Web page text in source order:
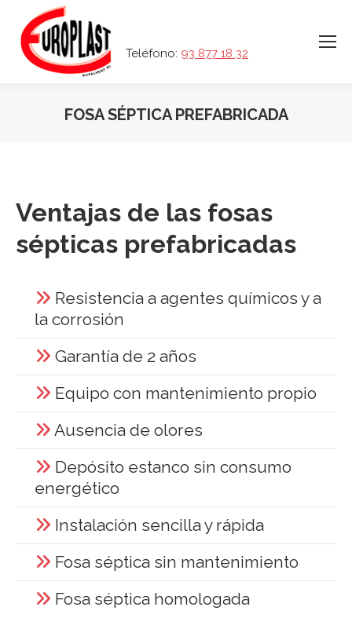
Teléfono: 93 877 18 32
FOSA SÉPTICA PREFABRICADA
Ventajas de las fosas
sépticas prefabricadas
Resistencia a agentes químicos y a
la corrosión
Garantía de 2 años
Equipo con mantenimiento propio
Ausencia de olores
Depósito estanco sin consumo
energético
Instalación sencilla y rápida
Fosa séptica sin mantenimiento
Fosa séptica homologada